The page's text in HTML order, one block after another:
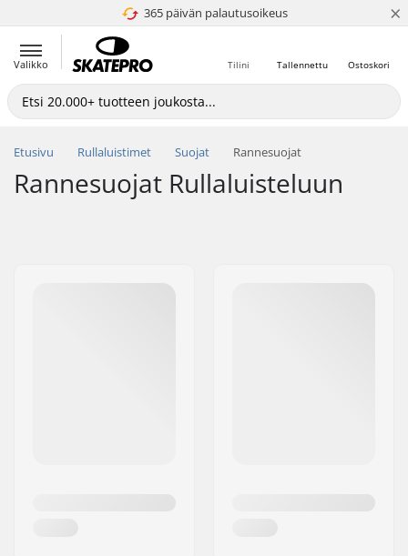
365 päivän palautusoikeus
4.8 / 5 ×
Valikko Ostoskori
Tallennettu
Tilini
Etusivu Rullaluistimet Suojat Rannesuojat
Rannesuojat Rullaluisteluun